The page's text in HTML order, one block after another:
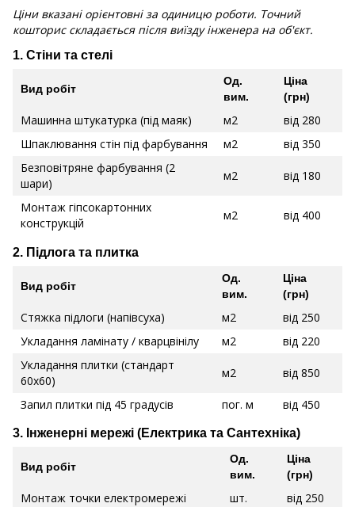
Ціни вказані орієнтовні за одиницю роботи. Точний
кошторис складається після виїзду інженера на об'єкт.
1. Стіни та стелі
Вид робіт
Од.
вим.
Ціна
(грн)
Машинна штукатурка (під маяк) м2
від 280
Шпаклювання стін під фарбування
м2
від 350
Безповітряне фарбування (2
шари)
м2 від 180
Монтаж гіпсокартонних
конструкцій
м2 від 400
2. Підлога та плитка
Вид робіт
Од.
вим.
Ціна
(грн)
Стяжка підлоги (напівсуха) м2
від 250
Укладання ламінату / кварцвінілу
м2
від 220
Укладання плитки (стандарт
60х60)
м2 від 850
Запил плитки під 45 градусів пог. м від 450
3. Інженерні мережі (Електрика та Сантехніка)
Вид робіт
Од.
вим.
Ціна
(грн)
Монтаж точки електромережі шт.
від 250